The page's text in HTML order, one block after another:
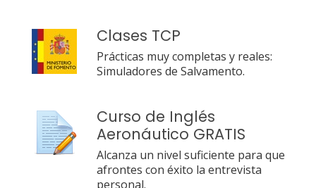
Clases TCP
Prácticas muy completas y reales:
Simuladores de Salvamento.
Curso de Inglés
Aeronáutico GRATIS
Alcanza un nivel suficiente para que
afrontes con éxito la entrevista
personal.